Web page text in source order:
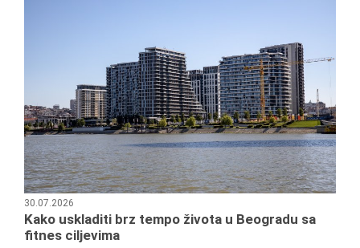
30.07.2026
Kako uskladiti brz tempo života u Beogradu sa
fitnes ciljevima